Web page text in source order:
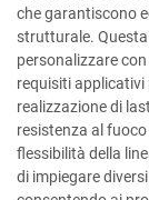
che garantiscono
strutturale.
personalizzare
requisiti applicativi
realizzazione di
resistenza al
flessibilità della
di impiegare